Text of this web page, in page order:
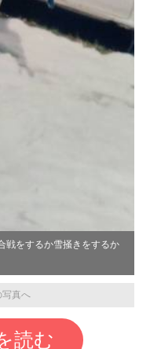
戦をするか雪掻きをするか
写真へ
読む